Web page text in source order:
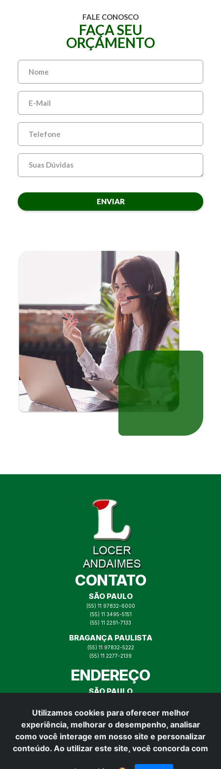
FALE CONOSCO
FAÇA SEU
ORÇAMENTO
ENVIAR
Utilizamos cookies para oferecer melhor
experiência, melhorar o desempenho, analisar
como você interage em nosso site e personalizar
conteúdo. Ao utilizar este site, você concorda com
CONTATO
SÃO PAULO
(55) 11 97832-6000
(55) 11 3495-5151
(55) 11 2291-7133
BRAGANÇA PAULISTA
(55) 11 97832-5222
(55) 11 2277-2139
ENDEREÇO
SÃO PAULO
BRAGANÇA PAULISTA
RUA PADRE VITOR N° 165,
REDES SOCIAIS